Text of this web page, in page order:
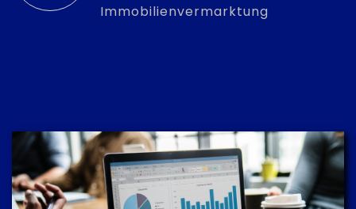
Immobilienvermarktung